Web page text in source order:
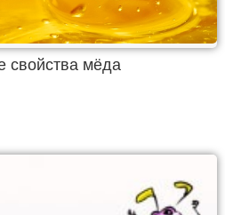
свойства мёда